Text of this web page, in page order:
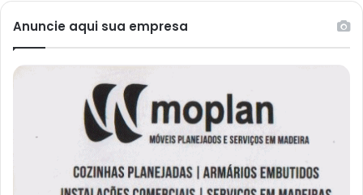
Anuncie aqui sua empresa